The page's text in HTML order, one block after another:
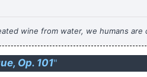
wine from water, we humans
Op. 101"